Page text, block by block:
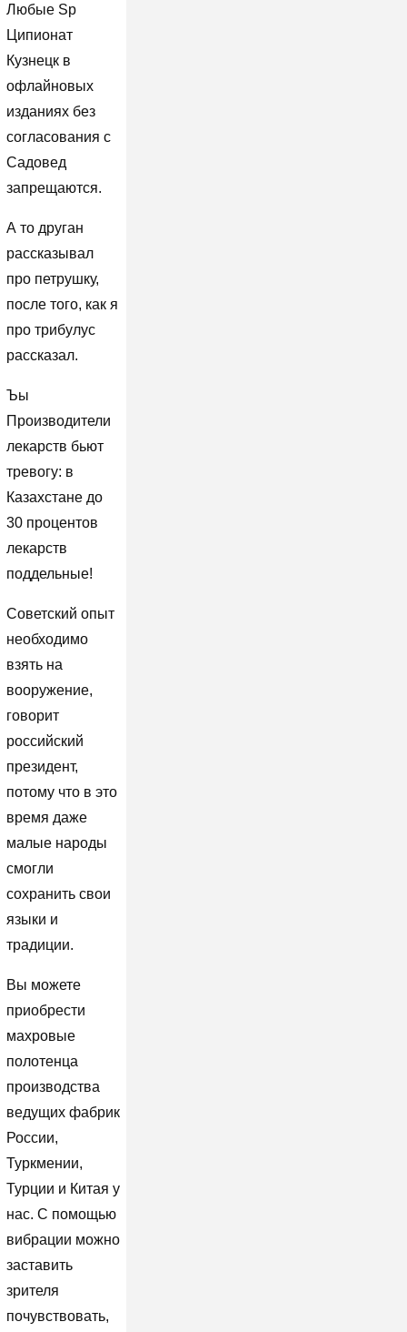
Любые Sp
Ципионат
Кузнецк в
офлайновых
изданиях без
согласования с
Садовед
запрещаются.
А то друган
рассказывал
про петрушку,
после того, как я
про трибулус
рассказал.
Ъы
Производители
лекарств бьют
тревогу: в
Казахстане до
30 процентов
лекарств
поддельные!
Советский опыт
необходимо
взять на
вооружение,
говорит
российский
президент,
потому что в это
время даже
малые народы
смогли
сохранить свои
языки и
традиции.
Вы можете
приобрести
махровые
полотенца
производства
ведущих фабрик
России,
Туркмении,
Турции и Китая у
нас. С помощью
вибрации можно
заставить
зрителя
почувствовать,